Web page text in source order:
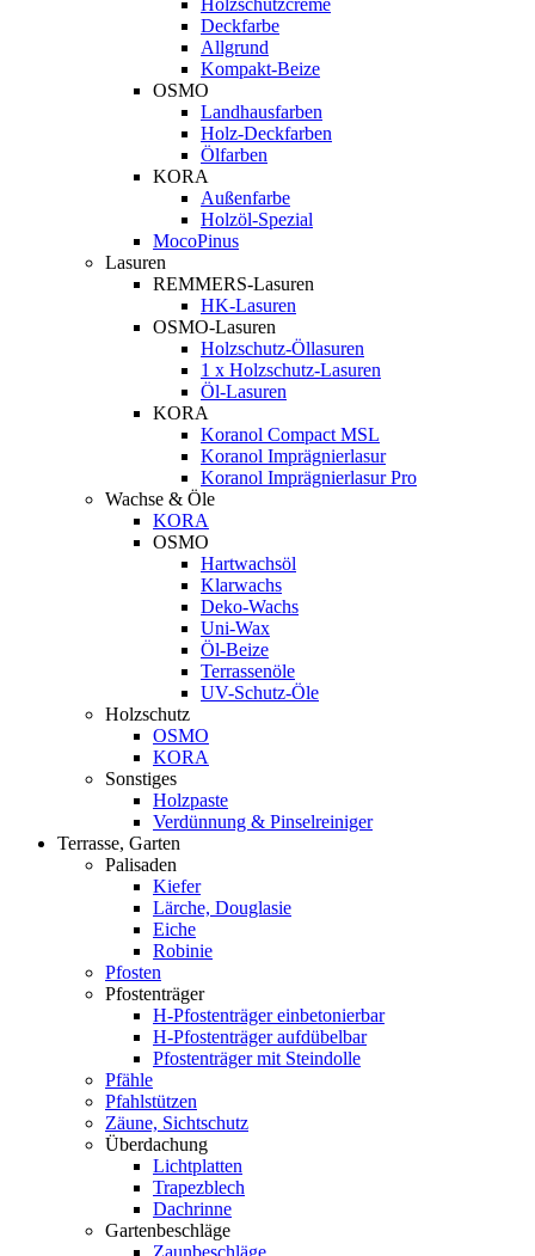
Holzschutzcreme
Deckfarbe
Allgrund
Kompakt-Beize
OSMO
Landhausfarben
Holz-Deckfarben
Ölfarben
KORA
Außenfarbe
Holzöl-Spezial
MocoPinus
Lasuren
REMMERS-Lasuren
HK-Lasuren
OSMO-Lasuren
Holzschutz-Öllasuren
1 x Holzschutz-Lasuren
Öl-Lasuren
KORA
Koranol Compact MSL
Koranol Imprägnierlasur
Koranol Imprägnierlasur Pro
Wachse & Öle
KORA
OSMO
Hartwachsöl
Klarwachs
Deko-Wachs
Uni-Wax
Öl-Beize
Terrassenöle
UV-Schutz-Öle
Holzschutz
OSMO
KORA
Sonstiges
Holzpaste
Verdünnung & Pinselreiniger
Terrasse, Garten
Palisaden
Kiefer
Lärche, Douglasie
Eiche
Robinie
Pfosten
Pfostenträger
H-Pfostenträger einbetonierbar
H-Pfostenträger aufdübelbar
Pfostenträger mit Steindolle
Pfähle
Pfahlstützen
Zäune, Sichtschutz
Überdachung
Lichtplatten
Trapezblech
Dachrinne
Gartenbeschläge
Zaunbeschläge